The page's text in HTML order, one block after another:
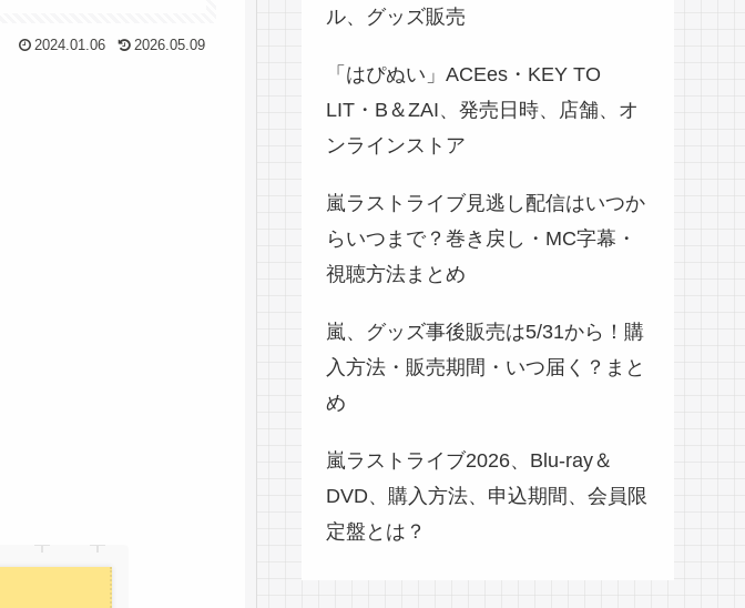
2024.01.06 2026.05.09
ル、グッズ販売
「はぴぬい」ACEes・KEY TO
LIT・B＆ZAI、発売日時、店舗、オ
ンラインストア
嵐ラストライブ見逃し配信はいつか
らいつまで？巻き戻し・MC字幕・
視聴方法まとめ
嵐、グッズ事後販売は5/31から！購
入方法・販売期間・いつ届く？まと
め
嵐ラストライブ2026、Blu-ray＆
DVD、購入方法、申込期間、会員限
定盤とは？